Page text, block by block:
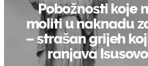
Pobožnosti koje
moliti u naknadu
– strašan grijeh
ranjava